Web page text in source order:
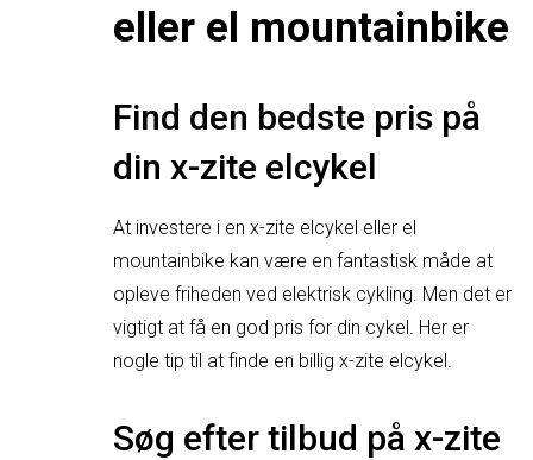
eller el mountainbike
Find den bedste pris på
din x-zite elcykel
At investere i en x-zite elcykel eller el
mountainbike kan være en fantastisk måde at
opleve friheden ved elektrisk cykling. Men det er
vigtigt at få en god pris for din cykel. Her er
nogle tip til at finde en billig x-zite elcykel.
Søg efter tilbud på x-zite